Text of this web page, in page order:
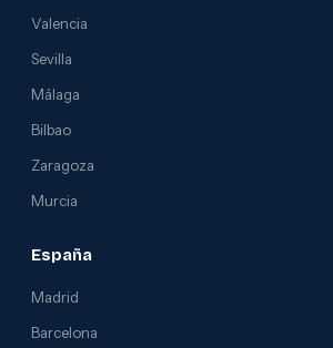
Valencia
Sevilla
Málaga
Bilbao
Zaragoza
Murcia
España
Madrid
Barcelona